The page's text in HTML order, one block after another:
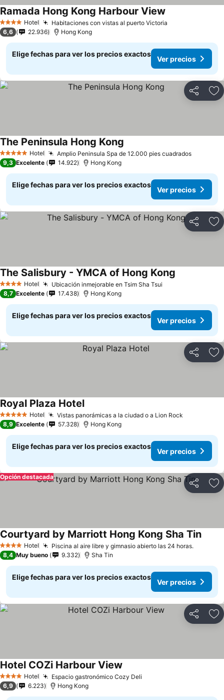
4 EstrellasHotel Habitaciones con vistas al puerto Victoria
Ramada Hong Kong Harbour View
6,6 22.936 Hong Kong
Elige fechas para ver los precios exactos
Ver precios
Compartir
5 Estrellas Hotel Amplio Peninsula Spa de 12.000 pies cuadradosVer
The Peninsula Hong Kong
9,3 Excelente 14.922 Hong Kong
Elige fechas para ver los precios exactos
Ver precios
Compartir
4 EstrellasHotel Ubicación inmejorable en Tsim Sha Tsui
The Salisbury - YMCA of Hong Kong
8,7 Excelente 17.438 Hong Kong
Elige fechas para ver los precios exactos
Ver precios
Compartir
5 Estrellas Hotel Vistas panorámicas a la ciudad o a Lion Rock
Royal Plaza HotelVer precios
8,9 Excelente 57.328 Hong Kong
Elige fechas para ver los precios exactos
Ver precios
Compartir
Opción destacada
4 EstrellasHotel Piscina al aire libre y gimnasio abierto las 24 horas.Ver
Courtyard by Marriott Hong Kong Sha TinVer
8,4 Muy bueno 9.332 Sha Tin
Elige fechas para ver los precios exactos
Ver precios
Compartir
4 EstrellasHotel Espacio gastronómico Cozy Deli
Hotel COZi Harbour View
6,9 6.223 Hong Kong